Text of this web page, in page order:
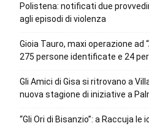
Polistena: notificati due
agli episodi di violenza
Gioia Tauro, maxi operazione ad
275 persone identificate e 24
Gli Amici di Gisa si ritrovano a
nuova stagione di iniziative a
“Gli Ori di Bisanzio”: a Raccuja